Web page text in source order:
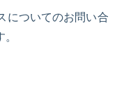
についてのお問い合